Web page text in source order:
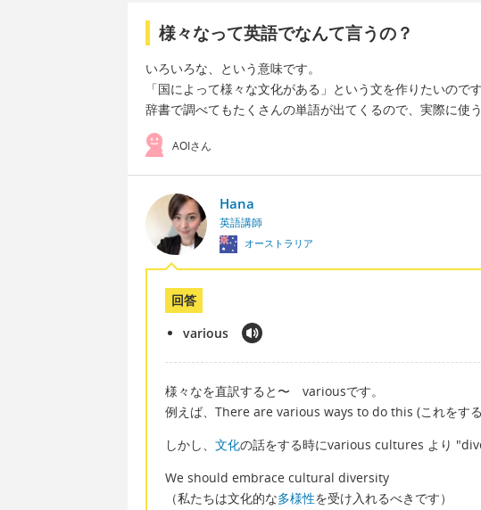
様々なって英語でなんて言うの？
いろいろな、という意味です。
「国によって様々な文化がある」という文を作りたいので
辞書で調べてもたくさんの単語が出てくるので、実際に使
AOIさん
Hana
英語講師
オーストラリア
回答
various
様々なを直訳すると〜 variousです。
例えば、There are various ways to do this (これをす
しかし、 文化の話をする時にvarious cultures より
We should embrace cultural diversity
（私たちは文化的な多様性を受け入れるべきです）